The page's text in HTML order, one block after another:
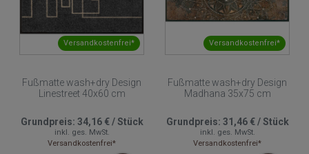
Versandkostenfrei*
Fußmatte wash+dry Design
Linestreet 40x60 cm
Grundpreis: 34,16 €/Stück
inkl. ges. MwSt.
Versandkostenfrei*
Versandkostenfrei*
Fußmatte wash+dry Design
Madhana 35x75 cm
Grundpreis: 31,46 €/Stück
inkl. ges. MwSt.
Versandkostenfrei*